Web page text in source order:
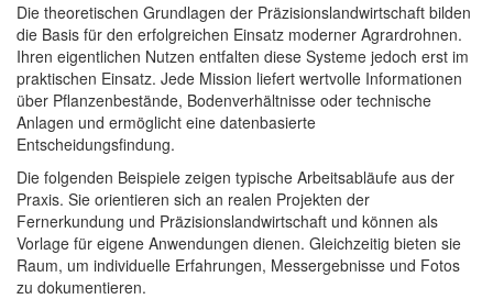
Die theoretischen Grundlagen der Präzisionslandwirtschaft bilden
die Basis für den erfolgreichen Einsatz moderner Agrardrohnen.
Ihren eigentlichen Nutzen entfalten diese Systeme jedoch erst im
praktischen Einsatz. Jede Mission liefert wertvolle Informationen
über Pflanzenbestände, Bodenverhältnisse oder technische
Anlagen und ermöglicht eine datenbasierte
Entscheidungsfindung.
Die folgenden Beispiele zeigen typische Arbeitsabläufe aus der
Praxis. Sie orientieren sich an realen Projekten der
Fernerkundung und Präzisionslandwirtschaft und können als
Vorlage für eigene Anwendungen dienen. Gleichzeitig bieten sie
Raum, um individuelle Erfahrungen, Messergebnisse und Fotos
zu dokumentieren.